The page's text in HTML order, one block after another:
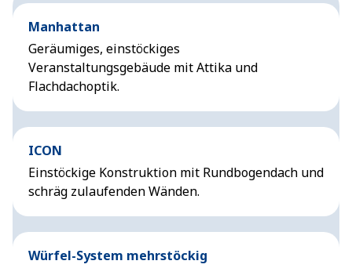
Manhattan
Geräumiges, einstöckiges
Veranstaltungsgebäude mit Attika und
Flachdachoptik.
ICON
Einstöckige Konstruktion mit Rundbogendach und
schräg zulaufenden Wänden.
Würfel-System mehrstöckig